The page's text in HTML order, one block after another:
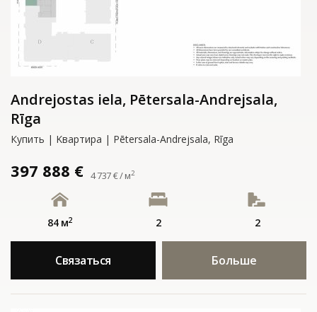
Andrejostas iela, Pētersala-Andrejsala,
Rīga
Купить | Kвартирa | Pētersala-Andrejsala, Rīga
397 888 € 4 737 € / м2
84 м2 2 2
Связаться Больше